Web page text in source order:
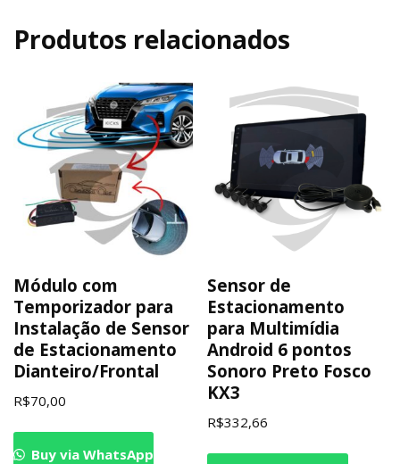
Produtos relacionados
Módulo com
Temporizador para
Instalação de Sensor
de Estacionamento
Dianteiro/Frontal
R$70,00
Buy via WhatsApp
Sensor de
Estacionamento
para Multimídia
Android 6 pontos
Sonoro Preto Fosco
KX3
R$332,66